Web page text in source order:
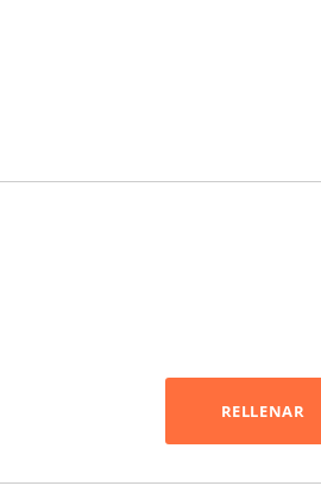
RELLENAR